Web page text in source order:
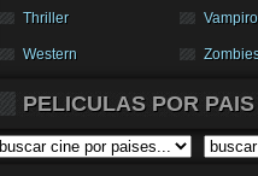
Thriller
Western
PELICULAS POR